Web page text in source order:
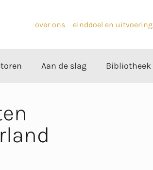
over ons einddoel en uitvoering
Aan de slag Bibliotheek